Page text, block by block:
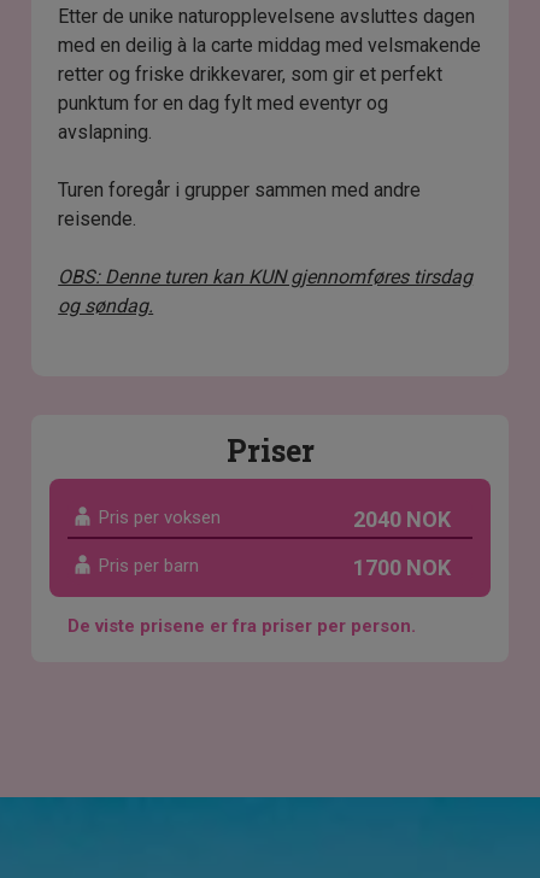
Etter de unike naturopplevelsene avsluttes dagen
med en deilig à la carte middag med velsmakende
retter og friske drikkevarer, som gir et perfekt
punktum for en dag fylt med eventyr og
avslapning.
Turen foregår i grupper sammen med andre
reisende.
OBS: Denne turen kan KUN gjennomføres tirsdag
og søndag.
Priser
Pris per voksen 2040 NOK
Pris per barn 1700 NOK
De viste prisene er fra priser per person.